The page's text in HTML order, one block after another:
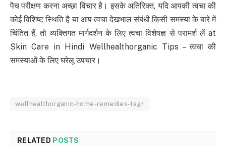
पैच परीक्षण करना अच्छा विचार है। इसके अतिरिक्त, यदि आपकी त्वचा की
कोई विशिष्ट स्थिति है या आप त्वचा देखभाल संबंधी किसी समस्या के बारे में
चिंतित हैं, तो व्यक्तिगत मार्गदर्शन के लिए त्वचा विशेषज्ञ से परामर्श लें at
Skin Care in Hindi Wellhealthorganic Tips – त्वचा की
समस्याओं के लिए घरेलू उपचार।
wellhealthorganic-home-remedies-tag/
RELATED POSTS